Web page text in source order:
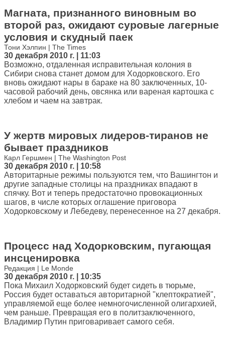
Магната, признанного виновным во
второй раз, ожидают суровые лагерные
условия и скудный паек
Тони Хэлпин | The Times
30 декабря 2010 г. | 11:03
Возможно, отдаленная исправительная колония в
Сибири снова станет домом для Ходорковского. Его
вновь ожидают нары в бараке на 80 заключенных, 10-
часовой рабочий день, овсянка или вареная картошка с
хлебом и чаем на завтрак.
У жертв мировых лидеров-тиранов не
бывает праздников
Карл Гершмен | The Washington Post
30 декабря 2010 г. | 10:58
Авторитарные режимы пользуются тем, что Вашингтон и
другие западные столицы на праздниках впадают в
спячку. Вот и теперь предостаточно провокационных
шагов, в числе которых оглашение приговора
Ходорковскому и Лебедеву, перенесенное на 27 декабря.
Процесс над Ходорковским, пугающая
инсценировка
Редакция | Le Monde
30 декабря 2010 г. | 10:35
Пока Михаил Ходорковский будет сидеть в тюрьме,
Россия будет оставаться авторитарной "клептократией",
управляемой еще более немногочисленной олигархией,
чем раньше. Превращая его в политзаключенного,
Владимир Путин приговаривает самого себя.